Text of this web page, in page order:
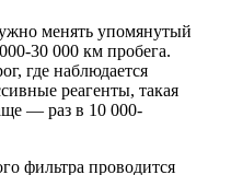
менять упомянутый
30 000 км пробега.
где наблюдается
реагенты, такая
— раз в 10 000-
фильтра проводится